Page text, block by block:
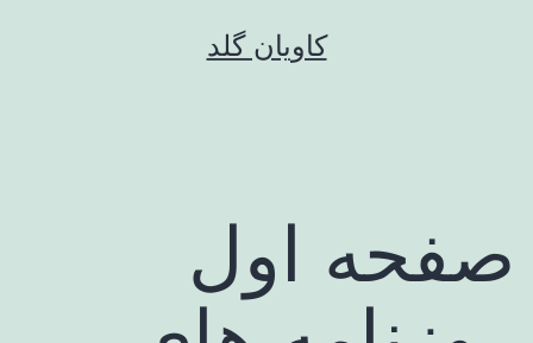
کاویان گلد
صفحه اول